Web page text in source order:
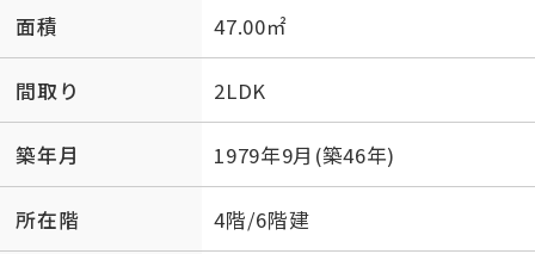
面積 47.00㎡
間取り 2LDK
築年月 1979年9月(築46年)
所在階 4階/6階建